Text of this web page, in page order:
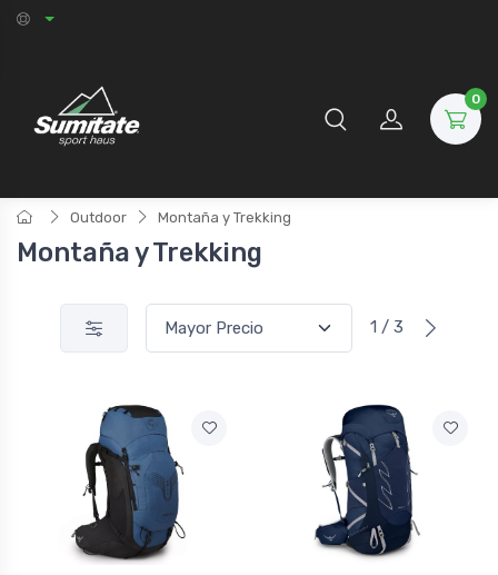
0
Outdoor Montaña y Trekking
Montaña y Trekking
1 / 3